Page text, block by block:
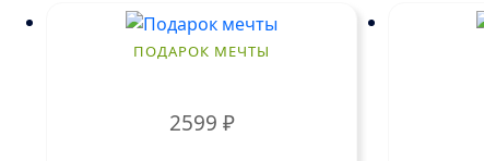
ПОДАРОК МЕЧТЫ
2599 ₽